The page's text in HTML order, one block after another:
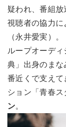
疑われ、番組
視聴者の協力に
（永井愛実）
ループオーデ
典」出身のま
番近くで支えて
ション「青春
ン。